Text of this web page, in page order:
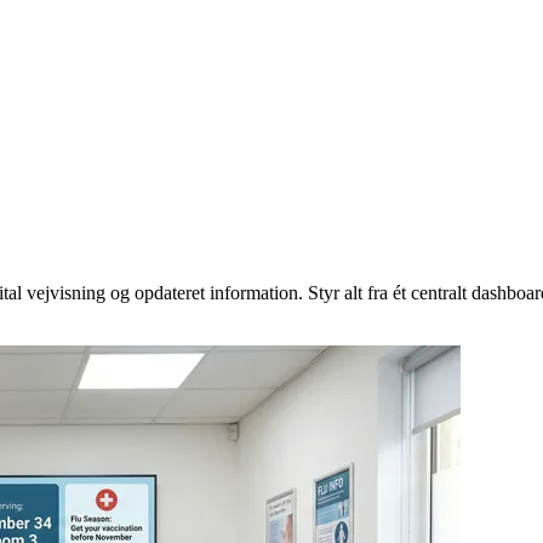
vejvisning og opdateret information. Styr alt fra ét centralt